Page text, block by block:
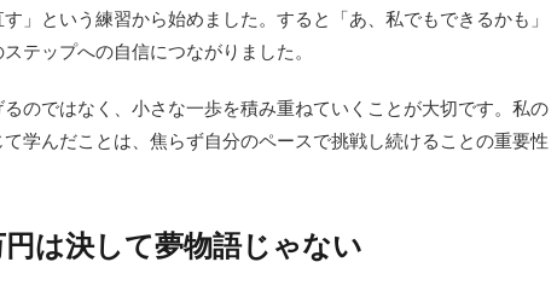
」という練習から始めました。すると「あ、私でもできるかも」
テップへの自信につながりました。
のではなく、小さな一歩を積み重ねていくことが大切です。私の
学んだことは、焦らず自分のペースで挑戦し続けることの重要性
は決して夢物語じゃない